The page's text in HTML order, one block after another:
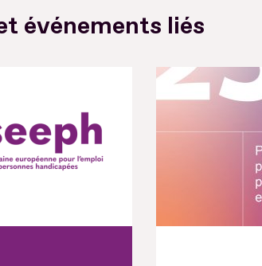
événements liés